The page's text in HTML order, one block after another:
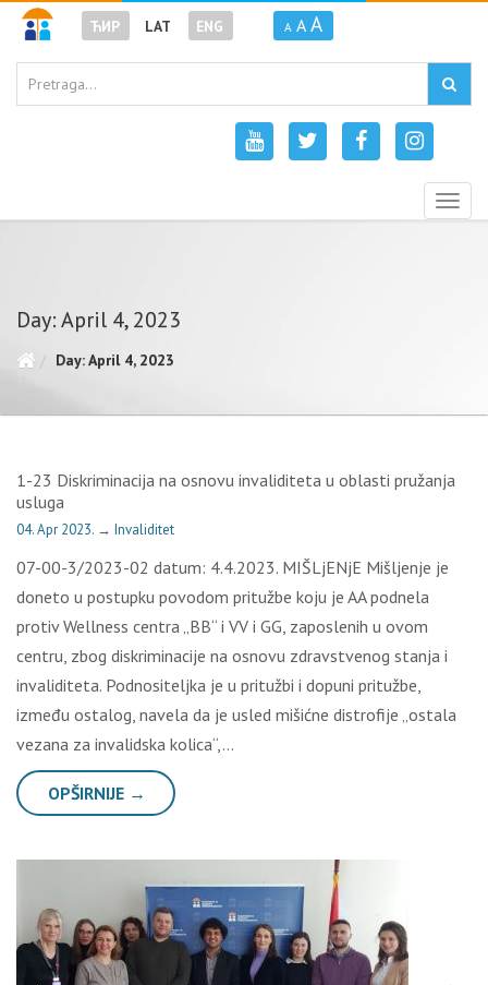
ЋИР LAT ENG A A A
Day: April 4, 2023
Day: April 4, 2023
1-23 Diskriminacija na osnovu invaliditeta u oblasti pružanja
usluga
04. Apr 2023. → Invaliditet
07-00-3/2023-02 datum: 4.4.2023. MIŠLjENjE Mišljenje je
doneto u postupku povodom pritužbe koju je AA podnela
protiv Wellness centra „BB“ i VV i GG, zaposlenih u ovom
centru, zbog diskriminacije na osnovu zdravstvenog stanja i
invaliditeta. Podnositeljka je u pritužbi i dopuni pritužbe,
između ostalog, navela da je usled mišićne distrofije „ostala
vezana za invalidska kolica“,…
OPŠIRNIJE →